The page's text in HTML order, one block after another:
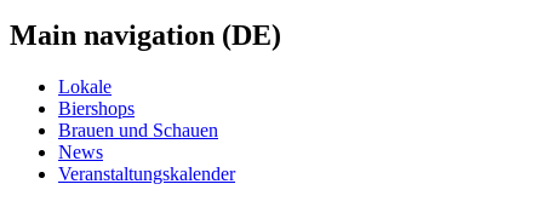
Main navigation (DE)
Lokale
Biershops
Brauen und Schauen
News
Veranstaltungskalender